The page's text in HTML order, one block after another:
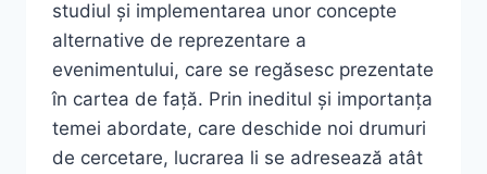
studiul și implementarea unor concepte
alternative de reprezentare a
evenimentului, care se regăsesc prezentate
în cartea de față. Prin ineditul și importanța
temei abordate, care deschide noi drumuri
de cercetare, lucrarea li se adresează atât